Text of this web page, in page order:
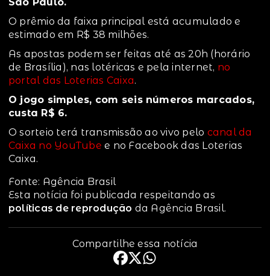
O prêmio da faixa principal está acumulado e
estimado em R$ 38 milhões.
As apostas podem ser feitas até as 20h (horário
de Brasília), nas lotéricas e pela internet, no
portal das Loterias Caixa.
O jogo simples, com seis números marcados,
custa R$ 6.
O sorteio terá transmissão ao vivo pelo canal da
Caixa no YouTube e no Facebook das Loterias
Caixa.
Fonte: Agência Brasil
Esta notícia foi publicada respeitando as
políticas de reprodução da Agência Brasil.
Compartilhe essa notícia